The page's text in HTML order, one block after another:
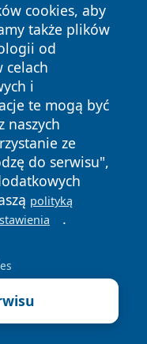
cookies, aby
także plików
od
celach
i
te mogą być
naszych
ze
do serwisu",
polityką
.
Wszystkie prawa
Polityka
Cookies